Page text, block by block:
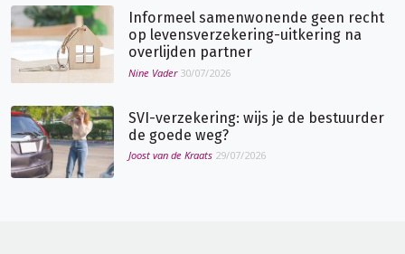
Informeel samenwonende geen recht
op levensverzekering-uitkering na
overlijden partner
Nine Vader 30/07/2026
SVI-verzekering: wijs je de bestuurder
de goede weg?
Joost van de Kraats 29/07/2026